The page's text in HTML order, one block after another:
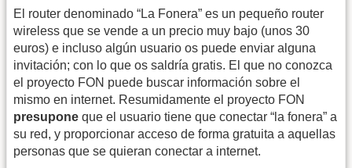
El router denominado “La Fonera” es un pequeño router
wireless que se vende a un precio muy bajo (unos 30
euros) e incluso algún usuario os puede enviar alguna
invitación; con lo que os saldría gratis. El que no conozca
el proyecto FON puede buscar información sobre el
mismo en internet. Resumidamente el proyecto FON
presupone que el usuario tiene que conectar “la fonera” a
su red, y proporcionar acceso de forma gratuita a aquellas
personas que se quieran conectar a internet.